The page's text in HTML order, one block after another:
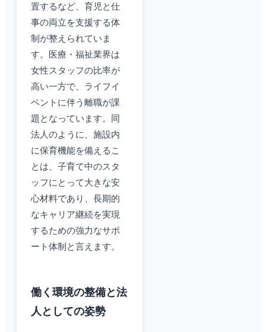
置するなど、育児と仕
事の両立を支援する体
制が整えられていま
す。医療・福祉業界は
女性スタッフの比率が
高い一方で、ライフイ
ベントに伴う離職が課
題となっています。同
法人のように、施設内
に保育機能を備えるこ
とは、子育て中のスタ
ッフにとって大きな安
心材料であり、長期的
なキャリア継続を実現
するための強力なサポ
ート体制と言えます。
働く環境の整備と法
人としての姿勢